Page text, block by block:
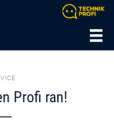
Profi ran!